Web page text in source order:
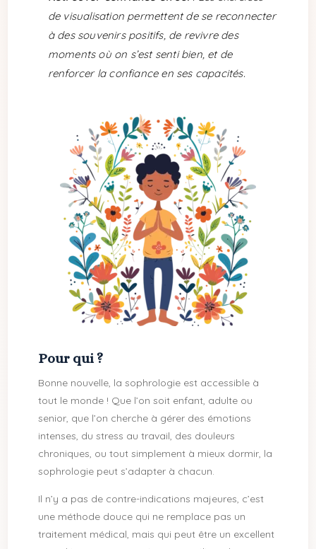
de visualisation permettent de se reconnecter
à des souvenirs positifs, de revivre des
moments où on s’est senti bien, et de
renforcer la confiance en ses capacités.
Pour qui ?
Bonne nouvelle, la sophrologie est accessible à
tout le monde ! Que l’on soit enfant, adulte ou
senior, que l’on cherche à gérer des émotions
intenses, du stress au travail, des douleurs
chroniques, ou tout simplement à mieux dormir, la
sophrologie peut s’adapter à chacun.
Il n’y a pas de contre-indications majeures, c’est
une méthode douce qui ne remplace pas un
traitement médical, mais qui peut être un excellent